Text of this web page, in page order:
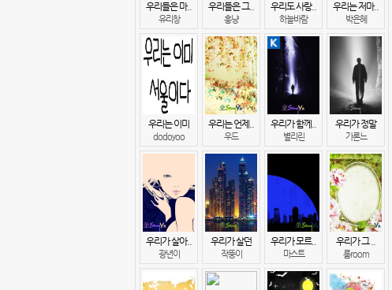
우리들은 마..
유리창
우리들은 그..
훙냥
우리도 사랑..
하늘바람
우리는 저마..
박은혜
우리는 이미
dodoyoo
우리는 언제..
우드
우리가 함께..
별리린
우리가 정말
가론느
우리가 살아..
광년이
우리가 살던
작뚱이
우리가 모르..
마스트
우리가 그 ..
룸room